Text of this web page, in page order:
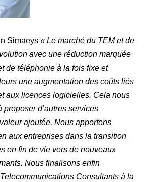
Simaeys « Le marché du TEM et de
avec une réduction marquée
de téléphonie à la fois fixe et
une augmentation des coûts liés
aux licences logicielles. Cela nous
d’autres services
ajoutée. Nous apportons
aux entreprises dans la transition
en fin de vie vers de nouveaux
Nous finalisons enfin
Consultants à la